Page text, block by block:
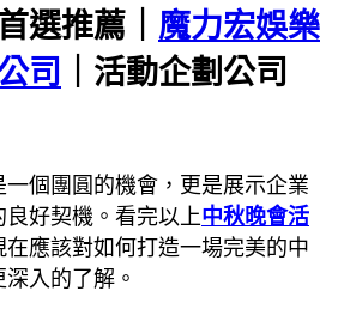
選推薦｜ 魔力宏娛樂
司 ｜活動企劃公司
個團圓的機會，更是展示企業
好契機。看完以上中秋晚會活
在應該對如何打造一場完美的中
入的了解。